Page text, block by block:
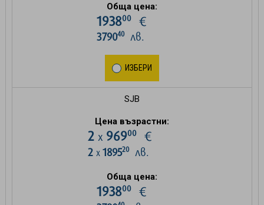
Обща цена:
193800€
379040лв.
ИЗБЕРИ
SJB
Цена възрастни:
2 х 96900€
2 х 189520лв.
Обща цена:
193800€